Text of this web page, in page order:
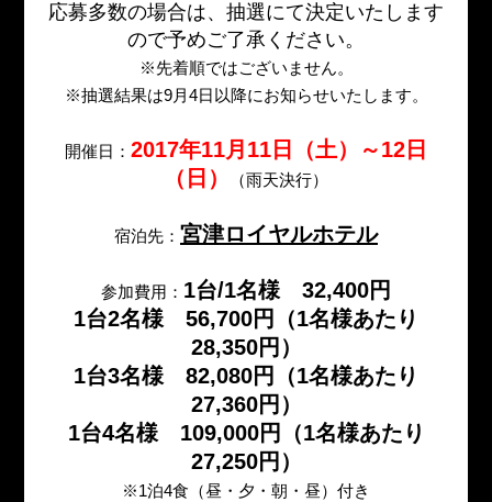
応募多数の場合は、抽選にて決定いたします
ので予めご了承ください。
※先着順ではございません。
※抽選結果は9月4日以降にお知らせいたします。
開催日： 2017年11月11日（土）～12日
（日）
（雨天決行）
宿泊先： 宮津ロイヤルホテル
参加費用： 1台/1名様 32,400円
1台2名様 56,700円（1名様あたり
28,350円）
1台3名様 82,080円（1名様あたり
27,360円）
1台4名様 109,000円（1名様あたり
27,250円）
※1泊4食（昼・夕・朝・昼）付き